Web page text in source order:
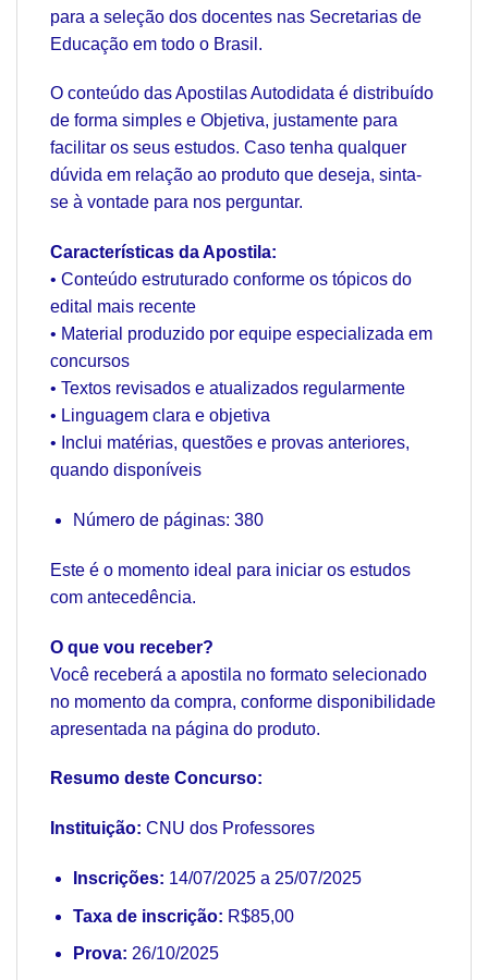
para a seleção dos docentes nas Secretarias de
Educação em todo o Brasil.
O conteúdo das Apostilas Autodidata é distribuído
de forma simples e Objetiva, justamente para
facilitar os seus estudos. Caso tenha qualquer
dúvida em relação ao produto que deseja, sinta-
se à vontade para nos perguntar.
Características da Apostila:
• Conteúdo estruturado conforme os tópicos do
edital mais recente
• Material produzido por equipe especializada em
concursos
• Textos revisados e atualizados regularmente
• Linguagem clara e objetiva
• Inclui matérias, questões e provas anteriores,
quando disponíveis
Número de páginas: 380
Este é o momento ideal para iniciar os estudos
com antecedência.
O que vou receber?
Você receberá a apostila no formato selecionado
no momento da compra, conforme disponibilidade
apresentada na página do produto.
Resumo deste Concurso:
Instituição: CNU dos Professores
Inscrições: 14/07/2025 a 25/07/2025
Taxa de inscrição: R$85,00
Prova: 26/10/2025